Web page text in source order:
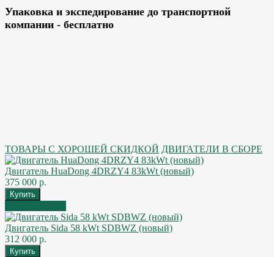
Упаковка и экспедирование до транспортной
компании - бесплатно
ТОВАРЫ С ХОРОШЕЙ СКИДКОЙ ДВИГАТЕЛИ В СБОРЕ
Двигатель HuaDong 4DRZY4 83kWt (новый)
375 000 р.
Двигатель Sida 58 kWt SDBWZ (новый)
312 000 р.